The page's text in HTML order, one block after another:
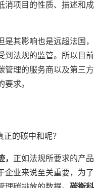
消项目的性质、描述和成
其影响也是远超法国，
到法规的监管。所以目前
管理的服务商以及第三方
求。
的碳中和呢？
正如法规所要求的产品
企业来说至关重要，为了